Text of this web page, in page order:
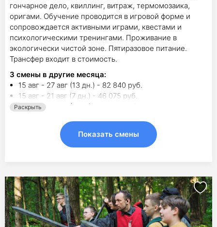
гончарное дело, квиллинг, витраж, термомозаика,
оригами. Обучение проводится в игровой форме и
сопровождается активными играми, квестами и
психологическими тренингами. Проживание в
экологически чистой зоне. Пятиразовое питание.
Трансфер входит в стоимость.
3 смены в другие месяца:
15 авг - 27 авг (13 дн.) - 82 840 руб.
15 авг - 21 авг (7 дн.) - 46 075 руб.
21 авг - 27 авг (7 дн.) - 46 075 руб.
Раскрыть
Показать смены